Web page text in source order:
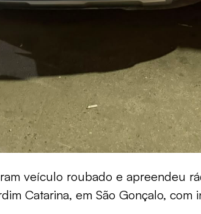
veículo roubado e apreendeu
Catarina, em São Gonçalo,